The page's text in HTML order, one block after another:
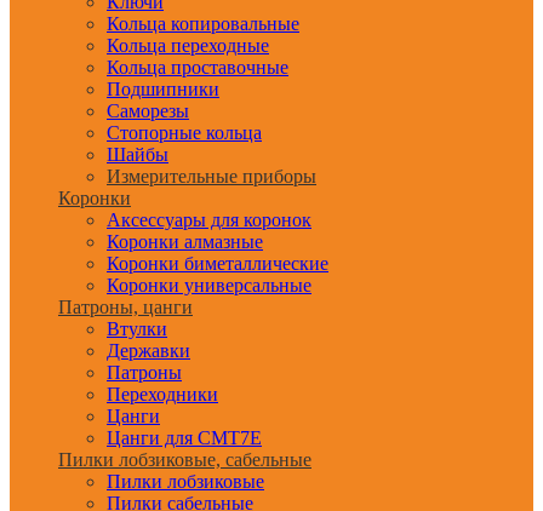
Кольца копировальные
Кольца переходные
Кольца проставочные
Подшипники
Саморезы
Стопорные кольца
Шайбы
Измерительные приборы
Коронки
Аксессуары для коронок
Коронки алмазные
Коронки биметаллические
Коронки универсальные
Патроны, цанги
Втулки
Державки
Патроны
Переходники
Цанги
Цанги для CMT7E
Пилки лобзиковые, сабельные
Пилки лобзиковые
Пилки сабельные